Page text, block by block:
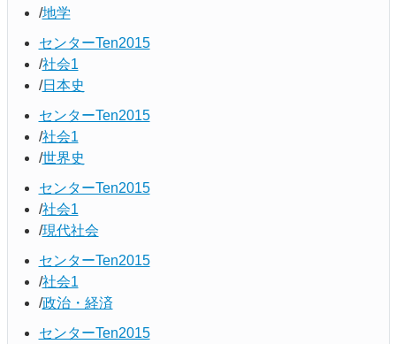
地学
センターTen2015
社会1
日本史
センターTen2015
社会1
世界史
センターTen2015
社会1
現代社会
センターTen2015
社会1
政治・経済
センターTen2015